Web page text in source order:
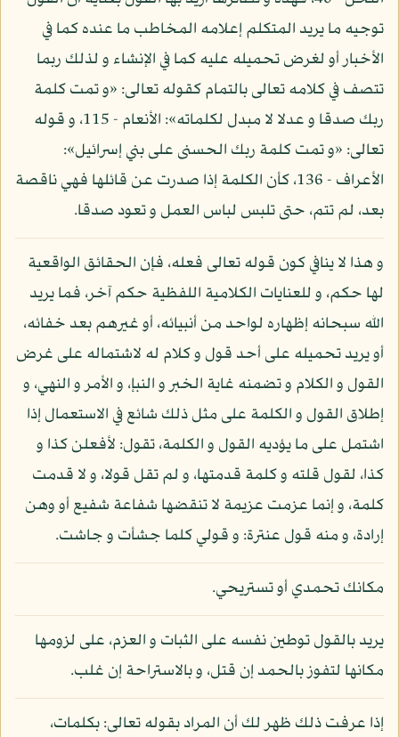
توجيه ما يريد المتكلم إعلامه المخاطب ما عنده كما في
الأخبار أو لغرض تحميله عليه كما في الإنشاء و لذلك ربما
تتصف في كلامه تعالى بالتمام كقوله تعالى: «و تمت كلمة
ربك صدقا و عدلا لا مبدل لكلماته»: الأنعام - 115، و قوله
تعالى: «و تمت كلمة ربك الحسنى على بني إسرائيل»:
الأعراف - 136، كأن الكلمة إذا صدرت عن قائلها فهي ناقصة
بعد، لم تتم، حتى تلبس لباس العمل و تعود صدقا.
و هذا لا ينافي كون قوله تعالى فعله، فإن الحقائق الواقعية
لها حكم، و للعنايات الكلامية اللفظية حكم آخر، فما يريد
الله سبحانه إظهاره لواحد من أنبيائه، أو غيرهم بعد خفائه،
أو يريد تحميله على أحد قول و كلام له لاشتماله على غرض
القول و الكلام و تضمنه غاية الخبر و النبإ، و الأمر و النهي، و
إطلاق القول و الكلمة على مثل ذلك شائع في الاستعمال إذا
اشتمل على ما يؤديه القول و الكلمة، تقول: لأفعلن كذا و
كذا، لقول قلته و كلمة قدمتها، و لم تقل قولا، و لا قدمت
كلمة، و إنما عزمت عزيمة لا تنقضها شفاعة شفيع أو وهن
إرادة، و منه قول عنترة: و قولي كلما جشأت و جاشت.
مكانك تحمدي أو تستريحي.
يريد بالقول توطين نفسه على الثبات و العزم، على لزومها
مكانها لتفوز بالحمد إن قتل، و بالاستراحة إن غلب.
إذا عرفت ذلك ظهر لك أن المراد بقوله تعالى: بكلمات،